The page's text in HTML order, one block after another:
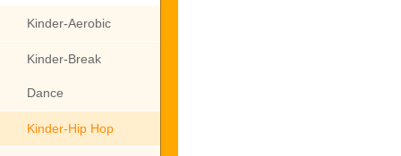
Kinder-Aerobic
Kinder-Break
Dance
Kinder-Hip Hop